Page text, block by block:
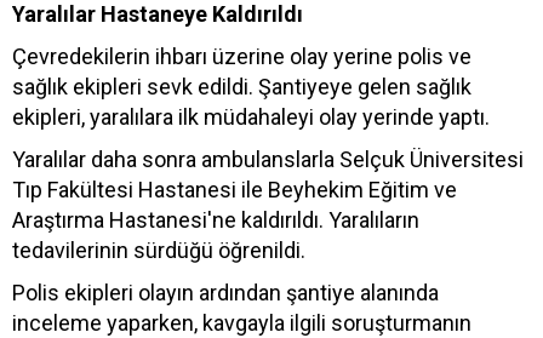
Yaralılar Hastaneye Kaldırıldı
Çevredekilerin ihbarı üzerine olay yerine polis ve
sağlık ekipleri sevk edildi. Şantiyeye gelen sağlık
ekipleri, yaralılara ilk müdahaleyi olay yerinde yaptı.
Yaralılar daha sonra ambulanslarla Selçuk Üniversitesi
Tıp Fakültesi Hastanesi ile Beyhekim Eğitim ve
Araştırma Hastanesi'ne kaldırıldı. Yaralıların
tedavilerinin sürdüğü öğrenildi.
Polis ekipleri olayın ardından şantiye alanında
inceleme yaparken, kavgayla ilgili soruşturmanın